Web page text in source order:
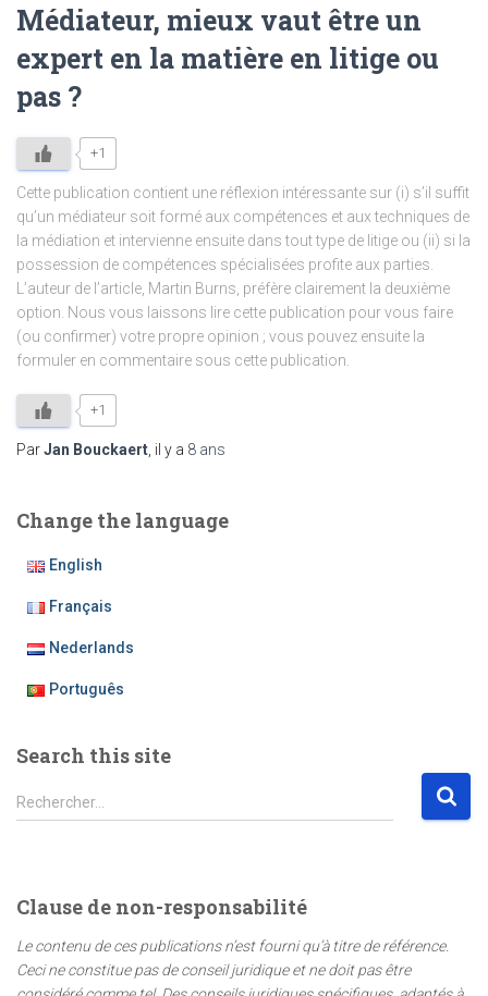
Médiateur, mieux vaut être un
expert en la matière en litige ou
pas ?
+1
Cette publication contient une réflexion intéressante sur (i) s’il suffit
qu’un médiateur soit formé aux compétences et aux techniques de
la médiation et intervienne ensuite dans tout type de litige ou (ii) si la
possession de compétences spécialisées profite aux parties.
L’auteur de l’article, Martin Burns, préfère clairement la deuxième
option. Nous vous laissons lire cette publication pour vous faire
(ou confirmer) votre propre opinion ; vous pouvez ensuite la
formuler en commentaire sous cette publication.
+1
ParJan Bouckaert , il y a 8 ans
Change the language
English
Français
Nederlands
Português
Search this site
R
e
r
c
h
Rechercher…
Clause de non-responsabilité
Le contenu de ces publications n’est fourni qu’à titre de référence.
Ceci ne constitue pas de conseil juridique et ne doit pas être